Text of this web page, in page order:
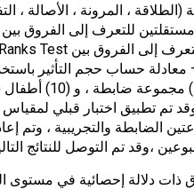
(الطلاقة ، المرونة ، الأصالة
أطفال
تم تطبيق اختبار قبلي
الضابطة والتجريبية ، وتم
،وقد تم التوصل للنتائج
دلالة إحصائية في مستوى